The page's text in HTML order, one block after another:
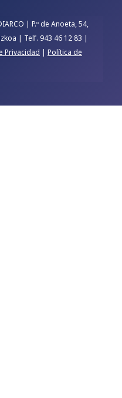
| P.º de Anoeta, 54,
| Telf. 943 46 12 83 |
Privacidad | Política de